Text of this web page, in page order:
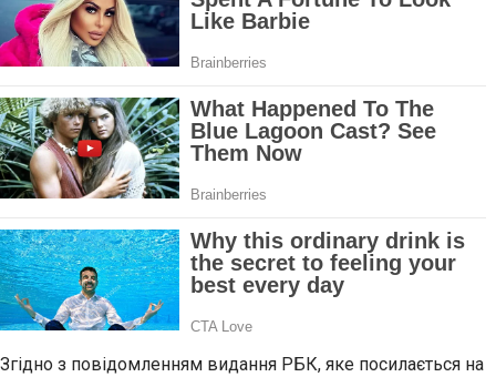
Згідно з повідомленням видання РБК, яке посилається на